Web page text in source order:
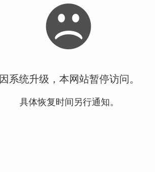
因系统升级，本网站暂停访问。
具体恢复时间另行通知。